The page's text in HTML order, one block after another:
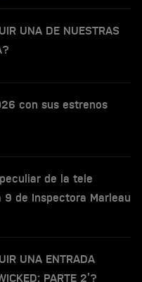
UNA DE NUESTRAS
con sus estrenos
de la tele
9 de Inspectora Marleau
UNA ENTRADA
PARTE 2’?